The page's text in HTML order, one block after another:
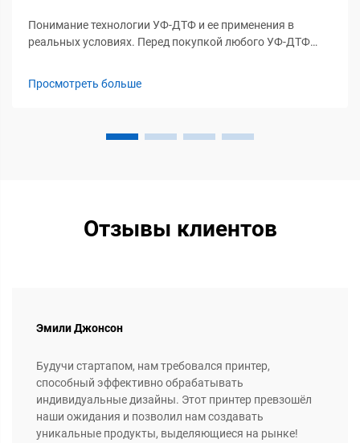
Понимание технологии УФ-ДТФ и ее применения в
реальных условиях. Перед покупкой любого УФ-ДТФ
обеспечивает наибольшую ценность. УФ-ДТФ печать
Просмотреть больше
Отзывы клиентов
Эмили Джонсон
Будучи стартапом, нам требовался принтер,
способный эффективно обрабатывать
индивидуальные дизайны. Этот принтер превзошёл
наши ожидания и позволил нам создавать
уникальные продукты, выделяющиеся на рынке!